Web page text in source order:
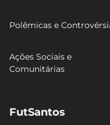
Polêmicas e
Ações Sociais e
Comunitárias
FutSantos